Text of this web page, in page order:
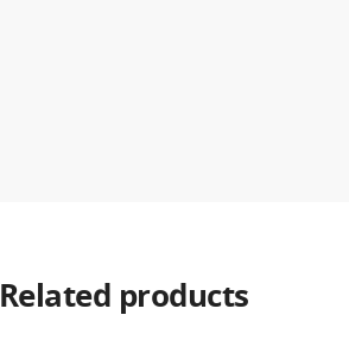
Related products